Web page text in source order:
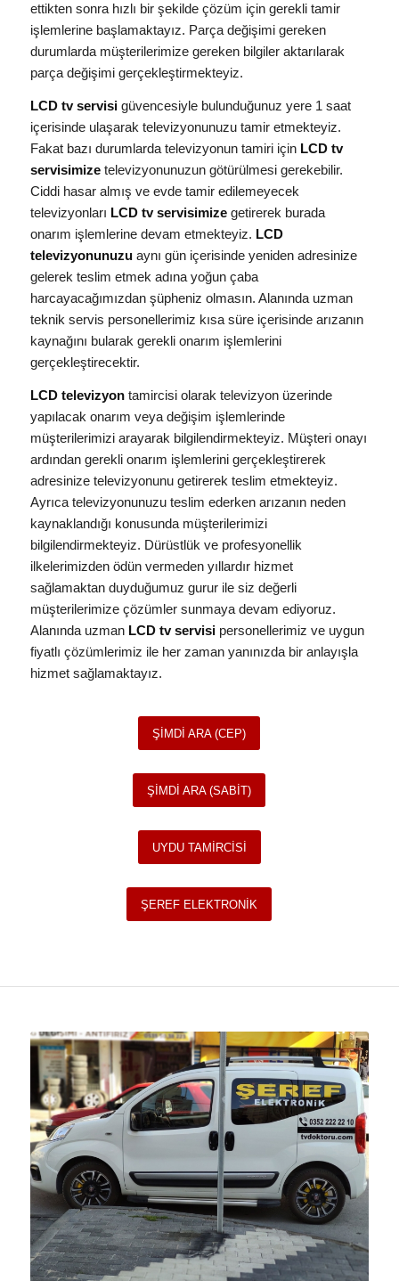
ettikten sonra hızlı bir şekilde çözüm için gerekli tamir
işlemlerine başlamaktayız. Parça değişimi gereken
durumlarda müşterilerimize gereken bilgiler aktarılarak
parça değişimi gerçekleştirmekteyiz.
LCD tv servisigüvencesiyle bulunduğunuz yere 1 saat
içerisinde ulaşarak televizyonunuzu tamir etmekteyiz.
Fakat bazı durumlarda televizyonun tamiri için LCD tv
servisimizetelevizyonunuzun götürülmesi gerekebilir.
Ciddi hasar almış ve evde tamir edilemeyecek
televizyonları LCD tv servisimizegetirerek burada
onarım işlemlerine devam etmekteyiz. LCD
televizyonunuzuaynı gün içerisinde yeniden adresinize
gelerek teslim etmek adına yoğun çaba
harcayacağımızdan şüpheniz olmasın. Alanında uzman
teknik servis personellerimiz kısa süre içerisinde arızanın
kaynağını bularak gerekli onarım işlemlerini
gerçekleştirecektir.
LCD televizyontamircisi olarak televizyon üzerinde
yapılacak onarım veya değişim işlemlerinde
müşterilerimizi arayarak bilgilendirmekteyiz. Müşteri onayı
ardından gerekli onarım işlemlerini gerçekleştirerek
adresinize televizyonunu getirerek teslim etmekteyiz.
Ayrıca televizyonunuzu teslim ederken arızanın neden
kaynaklandığı konusunda müşterilerimizi
bilgilendirmekteyiz. Dürüstlük ve profesyonellik
ilkelerimizden ödün vermeden yıllardır hizmet
sağlamaktan duyduğumuz gurur ile siz değerli
müşterilerimize çözümler sunmaya devam ediyoruz.
Alanında uzman LCD tv servisipersonellerimiz ve uygun
fiyatlı çözümlerimiz ile her zaman yanınızda bir anlayışla
hizmet sağlamaktayız.
ŞİMDİ ARA (CEP)
ŞİMDİ ARA (SABİT)
UYDU TAMİRCİSİ
ŞEREF ELEKTRONİK